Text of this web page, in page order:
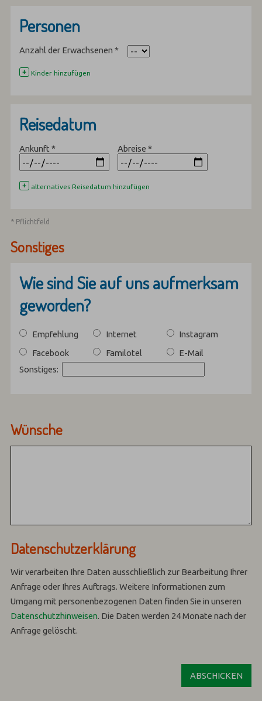
Personen
Anzahl der Erwachsenen*
+ Kinder hinzufügen
Reisedatum
Ankunft* Abreise*
+ alternatives Reisedatum hinzufügen
* Pflichtfeld
Sonstiges
Wie sind Sie auf uns aufmerksam
geworden?
Empfehlung Internet
Instagram
Facebook
Familotel
E-Mail
Sonstiges:
Wünsche
Datenschutzerklärung
Wir verarbeiten Ihre Daten ausschließlich zur Bearbeitung Ihrer
Anfrage oder Ihres Auftrags.Weitere Informationen zum
Umgang mit personenbezogenen Daten finden Sie in unseren
Datenschutzhinweisen. Die Daten werden 24 Monate nach der
Anfrage gelöscht.